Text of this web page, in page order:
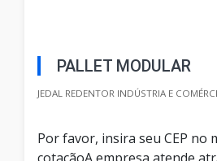
PALLET MODULAR
JEDAL REDENTOR INDÚSTRIA E
Por favor, insira seu CEP no